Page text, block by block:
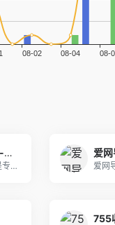
芯片之家-是专业的电子技术资源平台！
芯片之家是专业的电子技术资源平台，提供海量芯片数